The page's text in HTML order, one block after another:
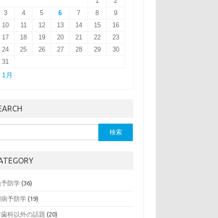
3
4 5 6 7 8
9
10
11 12 13 14 15
16
17
18 19 20 21 22
23
24
25 26 27 28 29
30
31
1月
予防学 (36)
予防学 (19)
科以外の話題 (20)